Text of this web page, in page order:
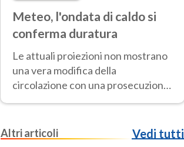
Meteo, l'ondata di caldo si
conferma duratura
Le attuali proiezioni non mostrano
una vera modifica della
circolazione con una prosecuzione
del caldo fuori scala per molti
Ferragosto
Altri articoli Vedi tutti